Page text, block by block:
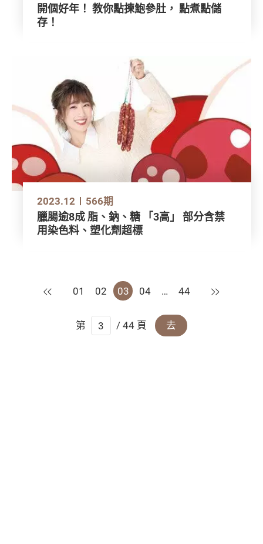
開個好年！ 教你點揀鮑參肚， 點煮點儲
存！
2023.12 566期
臘腸逾8成 脂、鈉、糖 「3高」 部分含禁
用染色料、塑化劑超標
上一頁
01 02 03 04 … 44 下一頁
第 / 44 頁 去